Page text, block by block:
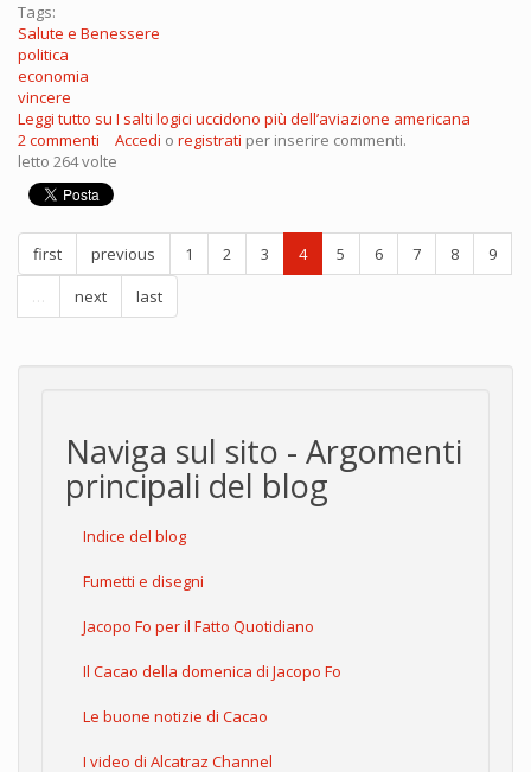
Tags:
Salute e Benessere
politica
economia
vincere
Leggi tutto su I salti logici uccidono più dell’aviazione americana
2 commenti
Accedi o registrati per inserire commenti.
letto 264 volte
first previous 1 2 3 4 5 6 7 8
9
…
next last
Naviga sul sito - Argomenti
principali del blog
Indice del blog
Fumetti e disegni
Jacopo Fo per il Fatto Quotidiano
Il Cacao della domenica di Jacopo Fo
Le buone notizie di Cacao
I video di Alcatraz Channel